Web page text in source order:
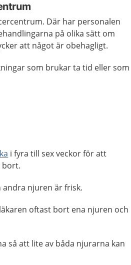
Där har personalen
på olika sätt om
att något är obehagligt.
som brukar ta tid eller som
i fyra till sex veckor för att
bort.
njuren är frisk.
oftast bort ena njuren och
så att lite av båda njurarna kan